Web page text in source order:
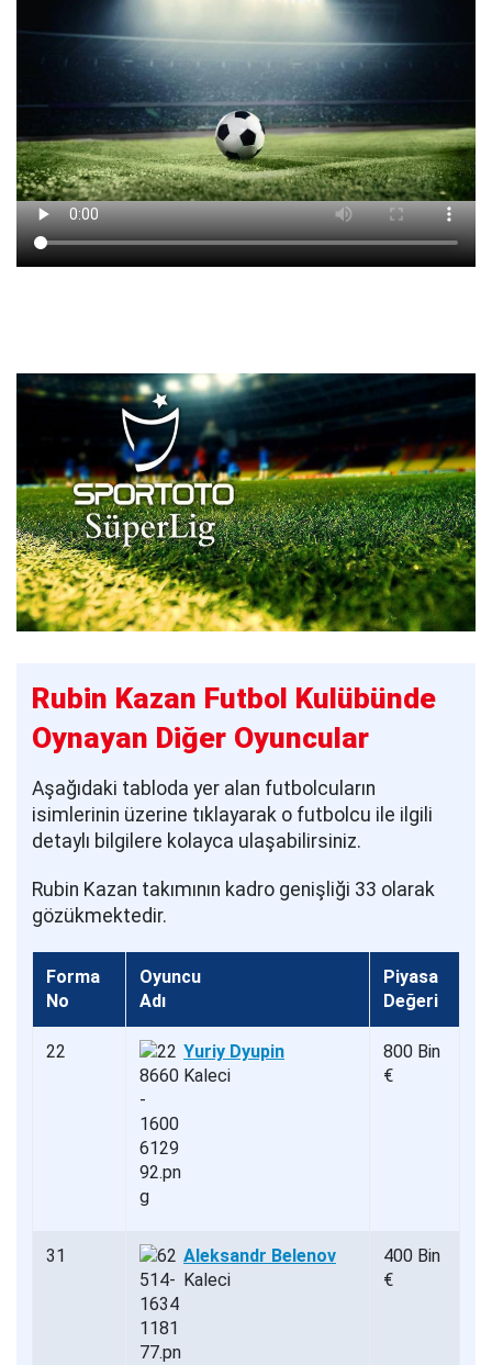
Rubin Kazan Futbol Kulübünde
Oynayan Diğer Oyuncular
Aşağıdaki tabloda yer alan futbolcuların
isimlerinin üzerine tıklayarak o futbolcu ile ilgili
detaylı bilgilere kolayca ulaşabilirsiniz.
Rubin Kazan takımının kadro genişliği 33 olarak
gözükmektedir.
Forma
No
Oyuncu
Adı
Piyasa
Değeri
22
Yuriy Dyupin
Kaleci
800 Bin
€
31
Aleksandr Belenov
Kaleci
400 Bin
€